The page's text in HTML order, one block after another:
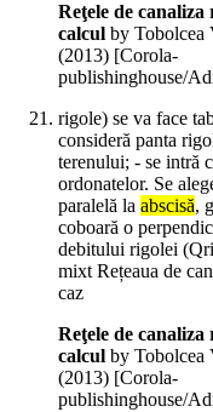
Reţele de canaliza
calcul by Tobolcea
(2013) [Corola-
publishinghouse/
rigole) se va face
consideră panta
terenului; - se intră
ordonatelor. Se
paralelă la abscisă,
coboară o
debitului rigolei
mixt Rețeaua de
caz
Reţele de canaliza
calcul by Tobolcea
(2013) [Corola-
publishinghouse/